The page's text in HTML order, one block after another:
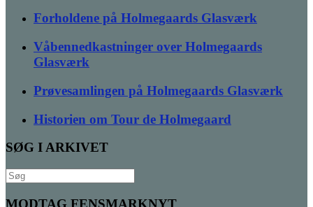
Forholdene på Holmegaards Glasværk
Våbennedkastninger over Holmegaards
Glasværk
Prøvesamlingen på Holmegaards Glasværk
Historien om Tour de Holmegaard
SØG I ARKIVET
Søg
efter:
MODTAG FENSMARKNYT